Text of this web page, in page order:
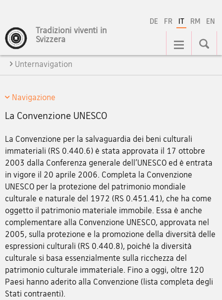
DE FR IT RM EN
Tradizioni viventi in
Svizzera
Navigation
Unternavigation
Navigazione
La Convenzione UNESCO
La Convenzione per la salvaguardia dei beni culturali
immateriali (RS 0.440.6) è stata approvata il 17 ottobre
2003 dalla Conferenza generale dell'UNESCO ed è entrata
in vigore il 20 aprile 2006. Completa la Convenzione
UNESCO per la protezione del patrimonio mondiale
culturale e naturale del 1972 (RS 0.451.41), che ha come
oggetto il patrimonio materiale immobile. Essa è anche
complementare alla Convenzione UNESCO, approvata nel
2005, sulla protezione e la promozione della diversità delle
espressioni culturali (RS 0.440.8), poiché la diversità
culturale si basa essenzialmente sulla ricchezza del
patrimonio culturale immateriale. Fino a oggi, oltre 120
Paesi hanno aderito alla Convenzione (lista completa degli
Stati contraenti).